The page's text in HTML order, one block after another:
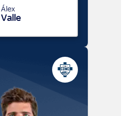
Álex
Valle